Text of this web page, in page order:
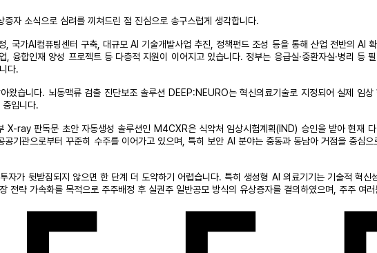
자 소식으로 심려를 끼쳐드린 점 진심으로 송구스럽게 생각합니다.
가AI컴퓨팅센터 구축, 대규모 AI 기술개발사업 추진, 정책펀드 조성 등을 통해 산업 전반의 AI
융합인재 양성 프로젝트 등 다층적 지원이 이어지고 있습니다. 정부는 응급실·중환자실·병리 등
다.
왔습니다. 뇌동맥류 검출 진단보조 솔루션 DEEP:NEURO는 혁신의료기술로 지정되어 실제 임
입니다.
ray 판독문 초안 자동생성 솔루션인 M4CXR은 식약처 임상시험계획(IND) 승인을 받아 현재
기관으로부터 꾸준히 수주를 이어가고 있으며, 특히 보안 AI 분야는 중동과 동남아 거점을 중심
자가 뒷받침되지 않으면 한 단계 더 도약하기 어렵습니다. 특히 생성형 AI 의료기기는 기술적 혁신
전략 가속화를 목적으로 주주배정 후 실권주 일반공모 방식의 유상증자를 결의하였으며, 주주 여